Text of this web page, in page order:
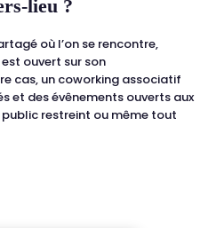
lieu ?
où l’on se rencontre,
ouvert sur son
cas, un coworking associatif
et des évênements ouverts aux
restreint ou même tout